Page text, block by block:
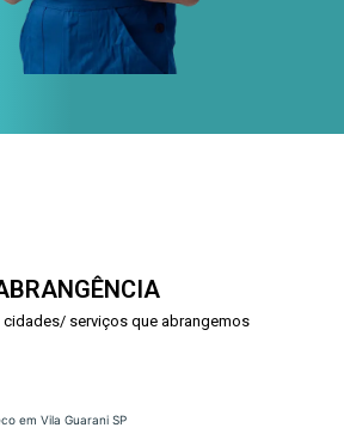
cidades/ serviços que abrangemos
em Vila Guarani SP